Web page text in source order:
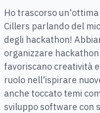
Ho trascorso
Cillers parlando del
degli hackathon!
organizzare
favoriscano creatività
ruolo nell'ispirare
anche toccato temi
sviluppo software con